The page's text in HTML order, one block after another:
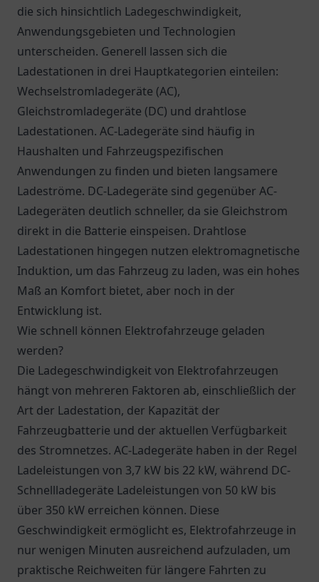
die sich hinsichtlich Ladegeschwindigkeit,
Anwendungsgebieten und Technologien
unterscheiden. Generell lassen sich die
Ladestationen in drei Hauptkategorien einteilen:
Wechselstromladegeräte (AC),
Gleichstromladegeräte (DC) und drahtlose
Ladestationen. AC-Ladegeräte sind häufig in
Haushalten und Fahrzeugspezifischen
Anwendungen zu finden und bieten langsamere
Ladeströme. DC-Ladegeräte sind gegenüber AC-
Ladegeräten deutlich schneller, da sie Gleichstrom
direkt in die Batterie einspeisen. Drahtlose
Ladestationen hingegen nutzen elektromagnetische
Induktion, um das Fahrzeug zu laden, was ein hohes
Maß an Komfort bietet, aber noch in der
Entwicklung ist.
Wie schnell können Elektrofahrzeuge geladen
werden?
Die Ladegeschwindigkeit von Elektrofahrzeugen
hängt von mehreren Faktoren ab, einschließlich der
Art der Ladestation, der Kapazität der
Fahrzeugbatterie und der aktuellen Verfügbarkeit
des Stromnetzes. AC-Ladegeräte haben in der Regel
Ladeleistungen von 3,7 kW bis 22 kW, während DC-
Schnellladegeräte Ladeleistungen von 50 kW bis
über 350 kW erreichen können. Diese
Geschwindigkeit ermöglicht es, Elektrofahrzeuge in
nur wenigen Minuten ausreichend aufzuladen, um
praktische Reichweiten für längere Fahrten zu